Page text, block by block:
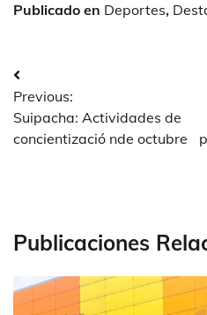
Publicado en Deportes,
Navegación
de
entradas
Previous:
Suipacha: Actividades de
concientizació nde octubre
Publicaciones